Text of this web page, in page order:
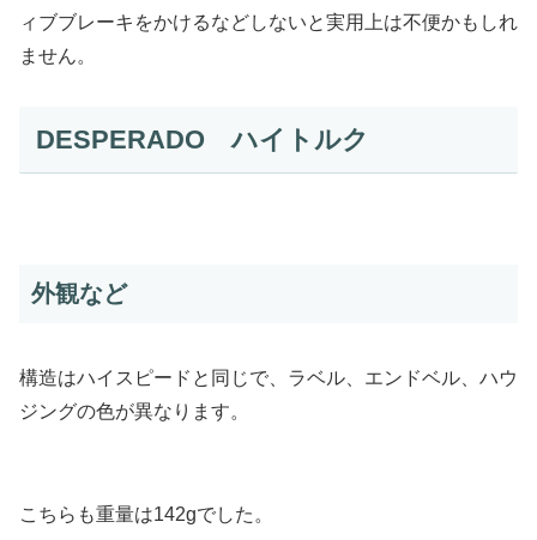
ィブブレーキをかけるなどしないと実用上は不便かもしれ
ません。
DESPERADO ハイトルク
外観など
構造はハイスピードと同じで、ラベル、エンドベル、ハウ
ジングの色が異なります。
こちらも重量は142gでした。